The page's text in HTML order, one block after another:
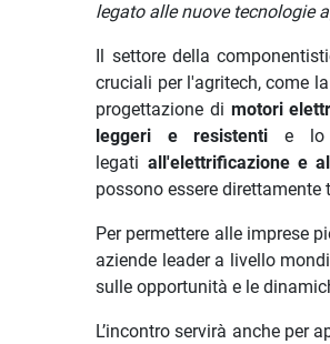
legato alle nuove tecnologie
Il settore della
cruciali per l'agritech, come
progettazione di motori
leggeri e resistentie lo
legati all'elettrificazione e
possono essere
Per permettere alle imprese
aziende leader a livello
sulle opportunità e le
L’incontro servirà anche per